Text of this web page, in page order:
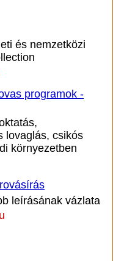
és nemzetközi
programok -
lovaglás, csikós
környezetben
leírásának vázlata